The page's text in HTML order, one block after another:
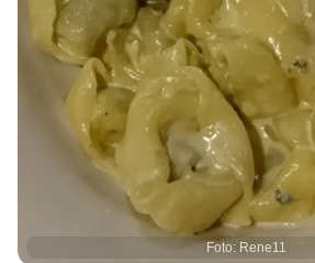
Foto: Rene11